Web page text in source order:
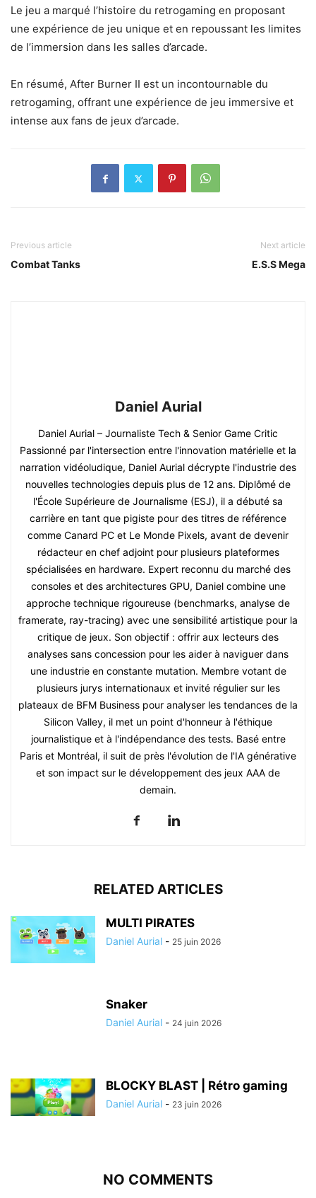
Le jeu a marqué l’histoire du retrogaming en proposant
une expérience de jeu unique et en repoussant les limites
de l’immersion dans les salles d’arcade.
En résumé, After Burner II est un incontournable du
retrogaming, offrant une expérience de jeu immersive et
intense aux fans de jeux d’arcade.
Previous article
Combat Tanks
Next article
E.S.S Mega
Daniel Aurial
Daniel Aurial – Journaliste Tech & Senior Game Critic
Passionné par l'intersection entre l'innovation matérielle et la
narration vidéoludique, Daniel Aurial décrypte l'industrie des
nouvelles technologies depuis plus de 12 ans. Diplômé de
l'École Supérieure de Journalisme (ESJ), il a débuté sa
carrière en tant que pigiste pour des titres de référence
comme Canard PC et Le Monde Pixels, avant de devenir
rédacteur en chef adjoint pour plusieurs plateformes
spécialisées en hardware. Expert reconnu du marché des
consoles et des architectures GPU, Daniel combine une
approche technique rigoureuse (benchmarks, analyse de
framerate, ray-tracing) avec une sensibilité artistique pour la
critique de jeux. Son objectif : offrir aux lecteurs des
analyses sans concession pour les aider à naviguer dans
une industrie en constante mutation. Membre votant de
plusieurs jurys internationaux et invité régulier sur les
plateaux de BFM Business pour analyser les tendances de la
Silicon Valley, il met un point d'honneur à l'éthique
journalistique et à l'indépendance des tests. Basé entre
Paris et Montréal, il suit de près l'évolution de l'IA générative
et son impact sur le développement des jeux AAA de
demain.
RELATED ARTICLES
MULTI PIRATES
Daniel Aurial - 25 juin 2026
Snaker
Daniel Aurial - 24 juin 2026
BLOCKY BLAST | Rétro gaming
Daniel Aurial - 23 juin 2026
NO COMMENTS